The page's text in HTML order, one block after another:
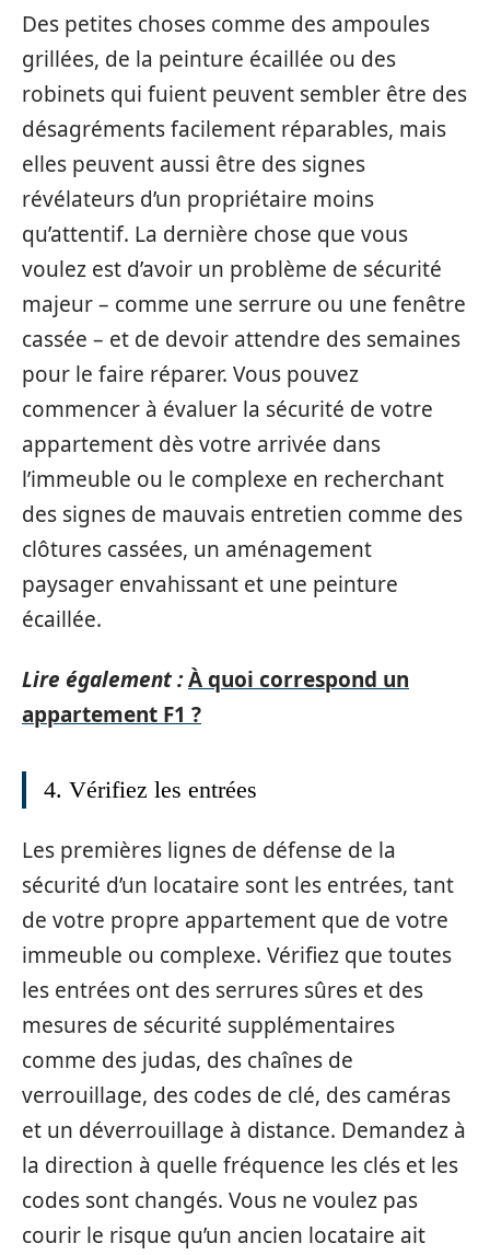
Des petites choses comme des ampoules
grillées, de la peinture écaillée ou des
robinets qui fuient peuvent sembler être des
désagréments facilement réparables, mais
elles peuvent aussi être des signes
révélateurs d’un propriétaire moins
qu’attentif. La dernière chose que vous
voulez est d’avoir un problème de sécurité
majeur – comme une serrure ou une fenêtre
cassée – et de devoir attendre des semaines
pour le faire réparer. Vous pouvez
commencer à évaluer la sécurité de votre
appartement dès votre arrivée dans
l’immeuble ou le complexe en recherchant
des signes de mauvais entretien comme des
clôtures cassées, un aménagement
paysager envahissant et une peinture
écaillée.
Lire également :À quoi correspond un
appartement F1 ?
4. Vérifiez les entrées
Les premières lignes de défense de la
sécurité d’un locataire sont les entrées, tant
de votre propre appartement que de votre
immeuble ou complexe. Vérifiez que toutes
les entrées ont des serrures sûres et des
mesures de sécurité supplémentaires
comme des judas, des chaînes de
verrouillage, des codes de clé, des caméras
et un déverrouillage à distance. Demandez à
la direction à quelle fréquence les clés et les
codes sont changés. Vous ne voulez pas
courir le risque qu’un ancien locataire ait